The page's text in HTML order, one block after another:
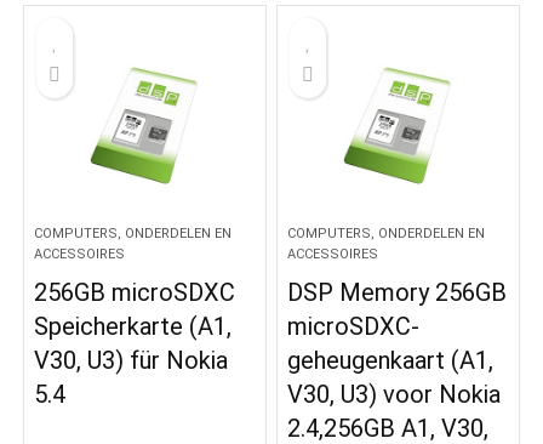
COMPUTERS, ONDERDELEN EN
ACCESSOIRES
256GB microSDXC
Speicherkarte (A1,
V30, U3) für Nokia
5.4
COMPUTERS, ONDERDELEN EN
ACCESSOIRES
DSP Memory 256GB
microSDXC-
geheugenkaart (A1,
V30, U3) voor Nokia
2.4,256GB A1, V30,